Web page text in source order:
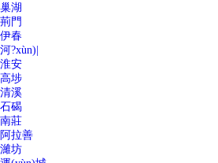
巢湖
荊門
伊春
河?xùn)|
淮安
高埗
清溪
石碣
南莊
阿拉善
濰坊